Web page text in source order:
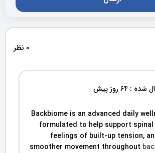
0 نظر
: 64 روز پیش
Backbiome is an advanced daily
formulated to help support
feelings of built-up tension,
smoother movement throughout